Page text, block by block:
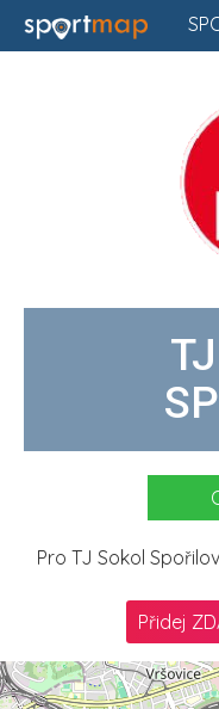
Pro TJ Sokol
Přidej